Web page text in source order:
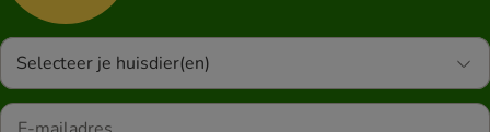
Selecteer je huisdier(en)